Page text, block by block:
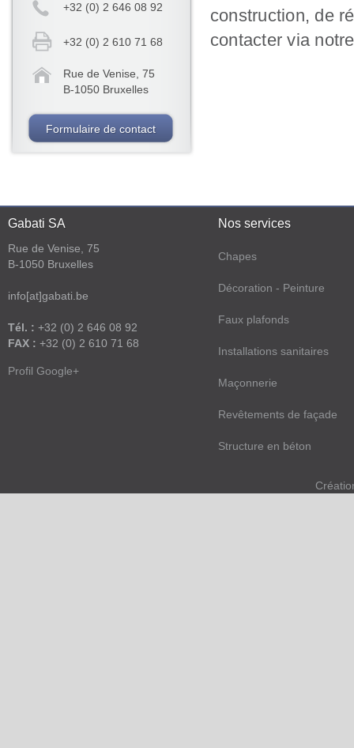
+32 (0) 2 646 08 92
+32 (0) 2 610 71 68
Rue de Venise, 75
B-1050 Bruxelles
Formulaire de contact
construction, de
contacter via
Gabati SA
Rue de Venise, 75
B-1050 Bruxelles
info[at]gabati.be
Tél. : +32 (0) 2 646 08 92
FAX : +32 (0) 2 610 71 68
Profil Google+
Nos services
Chapes
Décoration - Peinture
Faux plafonds
Installations sanitaires
Maçonnerie
Revêtements de façade
Structure en béton